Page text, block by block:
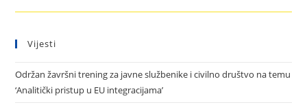
Vijesti
Održan žavršni trening za javne službenike i civilno društvo na temu
‘Analitički pristup u EU integracijama’